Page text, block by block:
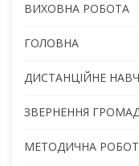
ВИХОВНА РОБОТА
ГОЛОВНА
ДИСТАНЦІЙНЕ
ЗВЕРНЕННЯ
МЕТОДИЧНА